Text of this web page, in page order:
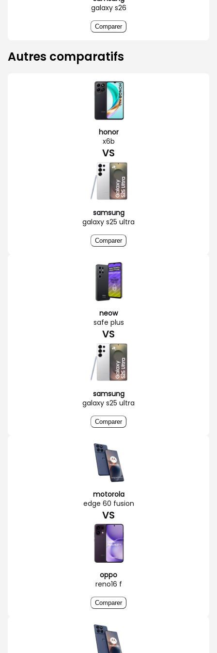
galaxy s26
Comparer
Autres comparatifs
honor
x6b
VS
samsung
galaxy s25 ultra
Comparer
neow
safe plus
VS
samsung
galaxy s25 ultra
Comparer
motorola
edge 60 fusion
VS
oppo
reno16 f
Comparer